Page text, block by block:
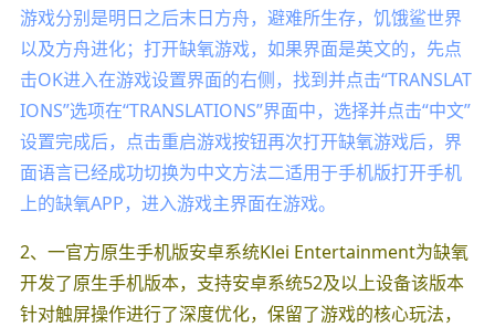
游戏分别是明日之后末日方舟，避难所生存，饥饿鲨世界
以及方舟进化；打开缺氧游戏，如果界面是英文的，先点
击OK进入在游戏设置界面的右侧，找到并点击“TRANSLAT
IONS”选项在“TRANSLATIONS”界面中，选择并点击“中文”
设置完成后，点击重启游戏按钮再次打开缺氧游戏后，界
面语言已经成功切换为中文方法二适用于手机版打开手机
上的缺氧APP，进入游戏主界面在游戏。
2、一官方原生手机版安卓系统Klei Entertainment为缺氧
开发了原生手机版本，支持安卓系统52及以上设备该版本
针对触屏操作进行了深度优化，保留了游戏的核心玩法，